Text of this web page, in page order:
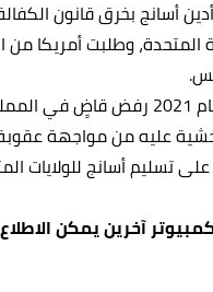
وطلبت أمريكا
في شهر يناير من عام 2021
عليه من مواجهة عقوبة
تسليم أسانج للولايات
آخرين يمكن